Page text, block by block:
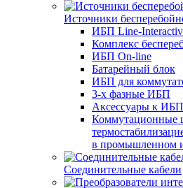
Источники
ИБП Line-
Комплекс
ИБП On-line
Батарейный блок
ИБП для
3-х фазные ИБП
Аксессуары к ИБП
Коммутационные
в промышленном
Соединительные кабели